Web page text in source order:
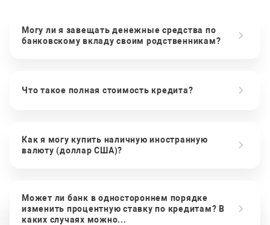
Могу ли я завещать денежные средства по
банковскому вкладу своим родственникам?
Что такое полная стоимость кредита?
Как я могу купить наличную иностранную
валюту (доллар США)?
Может ли банк в одностороннем порядке
изменить процентную ставку по кредитам? В
каких случаях можно...